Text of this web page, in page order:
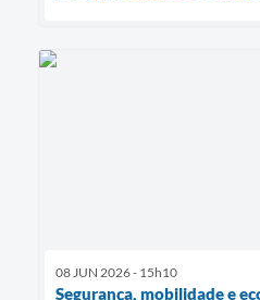
08 JUN 2026 - 15h10
Segurança, mobilidade e